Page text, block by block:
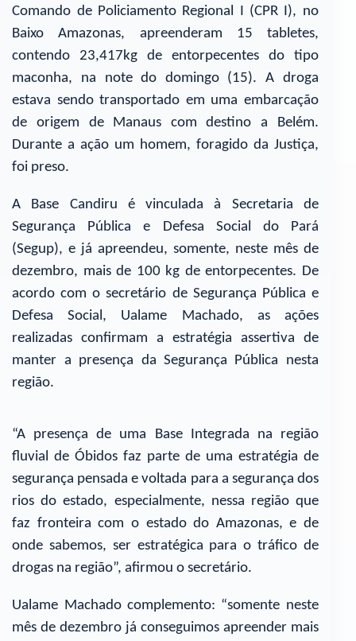
Comando de Policiamento Regional I (CPR I), no
Baixo Amazonas, apreenderam 15 tabletes,
contendo 23,417kg de entorpecentes do tipo
maconha, na note do domingo (15). A droga
estava sendo transportado em uma embarcação
de origem de Manaus com destino a Belém.
Durante a ação um homem, foragido da Justiça,
foi preso.
A Base Candiru é vinculada à Secretaria de
Segurança Pública e Defesa Social do Pará
(Segup), e já apreendeu, somente, neste mês de
dezembro, mais de 100 kg de entorpecentes. De
acordo com o secretário de Segurança Pública e
Defesa Social, Ualame Machado, as ações
realizadas confirmam a estratégia assertiva de
manter a presença da Segurança Pública nesta
região.
“A presença de uma Base Integrada na região
fluvial de Óbidos faz parte de uma estratégia de
segurança pensada e voltada para a segurança dos
rios do estado, especialmente, nessa região que
faz fronteira com o estado do Amazonas, e de
onde sabemos, ser estratégica para o tráfico de
drogas na região”, afirmou o secretário.
Ualame Machado complemento: “somente neste
mês de dezembro já conseguimos apreender mais